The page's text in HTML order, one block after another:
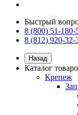
Быстрый
8 (800) 51-180-
8 (812) 920-32-
Назад
Каталог
Крепеж